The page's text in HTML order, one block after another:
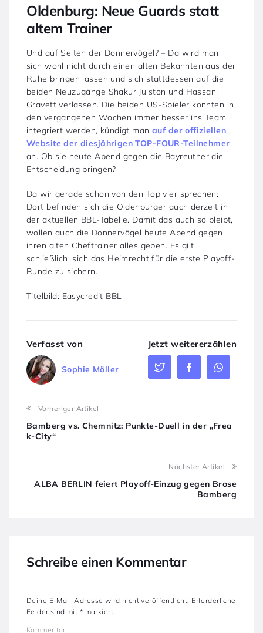
Oldenburg: Neue Guards statt
altem Trainer
Und auf Seiten der Donnervögel? – Da wird man
sich wohl nicht durch einen alten Bekannten aus der
Ruhe bringen lassen und sich stattdessen auf die
beiden Neuzugänge Shakur Juiston und Hassani
Gravett verlassen. Die beiden US-Spieler konnten in
den vergangenen Wochen immer besser ins Team
integriert werden, kündigt manauf der offiziellen
Website der diesjährigen TOP-FOUR-Teilnehmer
an. Ob sie heute Abend gegen die Bayreuther die
Entscheidung bringen?
Da wir gerade schon von den Top vier sprechen:
Dort befinden sich die Oldenburger auch derzeit in
der aktuellen BBL-Tabelle. Damit das auch so bleibt,
wollen auch die Donnervögel heute Abend gegen
ihren alten Cheftrainer alles geben. Es gilt
schließlich, sich das Heimrecht für die erste Playoff-
Runde zu sichern.
Titelbild: Easycredit BBL
Verfasst von
Sophie Möller
Jetzt weitererzählen
Vorheriger Artikel
Bamberg vs. Chemnitz: Punkte-Duell in der „Frea
k-City“
Nächster Artikel
ALBA BERLIN feiert Playoff-Einzug gegen Brose
Bamberg
Schreibe einen Kommentar
Deine E-Mail-Adresse wird nicht veröffentlicht. Erforderliche
Felder sind mit * markiert
Kommentar